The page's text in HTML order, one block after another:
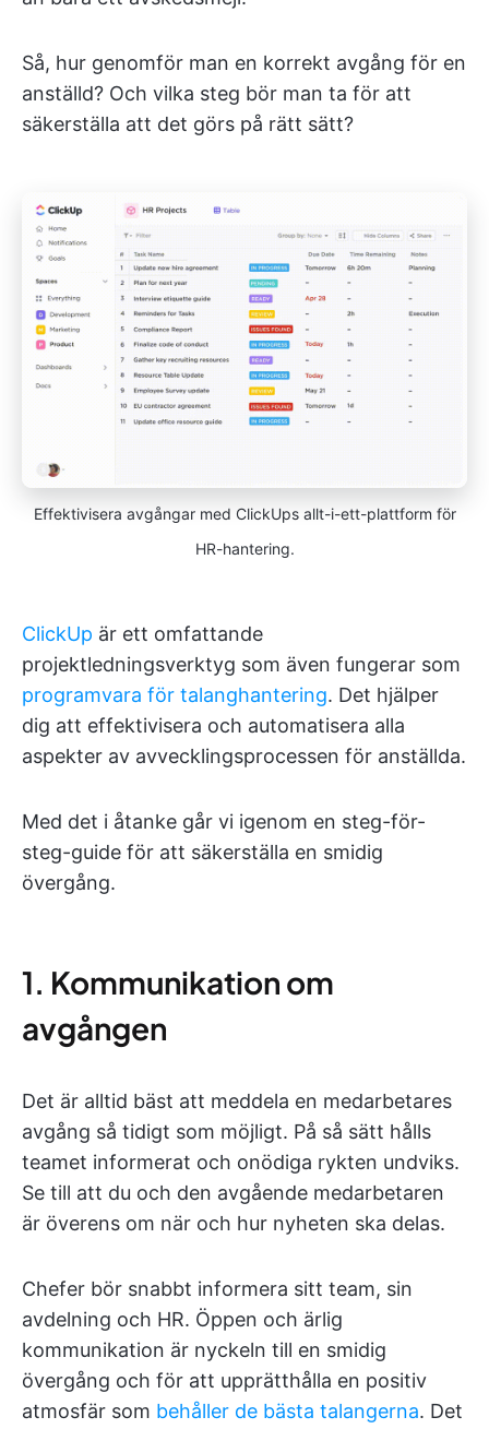
Så, hur genomför man en korrekt avgång för en
anställd? Och vilka steg bör man ta för att
säkerställa att det görs på rätt sätt?
Effektivisera avgångar med ClickUps allt-i-ett-plattform för
HR-hantering.
ClickUp är ett omfattande
projektledningsverktyg som även fungerar som
programvara för talanghantering. Det hjälper
dig att effektivisera och automatisera alla
aspekter av avvecklingsprocessen för anställda.
Med det i åtanke går vi igenom en steg-för-
steg-guide för att säkerställa en smidig
övergång.
1. Kommunikation om
avgången
Det är alltid bäst att meddela en medarbetares
avgång så tidigt som möjligt. På så sätt hålls
teamet informerat och onödiga rykten undviks.
Se till att du och den avgående medarbetaren
är överens om när och hur nyheten ska delas.
Chefer bör snabbt informera sitt team, sin
avdelning och HR. Öppen och ärlig
kommunikation är nyckeln till en smidig
övergång och för att upprätthålla en positiv
atmosfär som behåller de bästa talangerna. Det